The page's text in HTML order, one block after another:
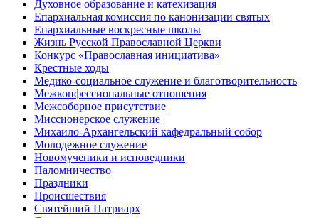
Духовное образование и катехизация
Епархиальная комиссия по канонизации святых
Епархиальные воскресные школы
Жизнь Русской Православной Церкви
Конкурс «Православная инициатива»
Крестные ходы
Медико-социальное служение и благотворительность
Межконфессиональные отношения
Межсоборное присутствие
Миссионерское служение
Михаило-Архангельский кафедральный собор
Молодежное служение
Новомученики и исповедники
Паломничество
Праздники
Происшествия
Святейший Патриарх